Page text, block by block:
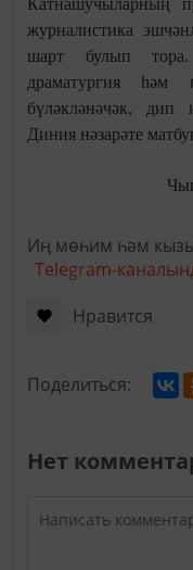
Катнашучыларның
журналистика
шарт булып
драматургия һәм
бүләкләнәчәк, дип
Диния нәзарәте
Иң мөһим һәм
Telegram-
Нравится
Поделиться:
Нет